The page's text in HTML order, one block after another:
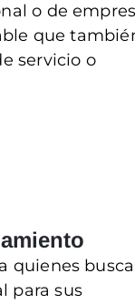
o de
que
servicio o
quienes
para sus